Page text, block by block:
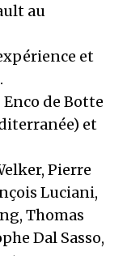
au
et
de Botte
et
Pierre
Luciani,
Thomas
Dal Sasso,